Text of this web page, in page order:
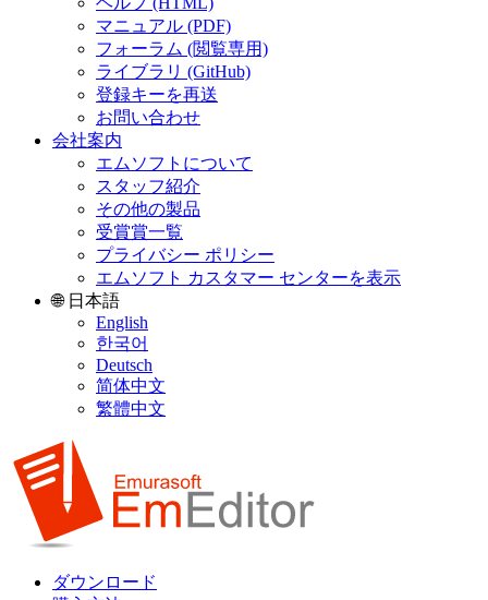
マニュアル (PDF)
フォーラム (閲覧専用)
ライブラリ (GitHub)
登録キーを再送
お問い合わせ
会社案内
エムソフトについて
スタッフ紹介
その他の製品
受賞賞一覧
プライバシー ポリシー
エムソフト カスタマー センターを表示
🌐 日本語
English
한국어
Deutsch
简体中文
繁體中文
ダウンロード